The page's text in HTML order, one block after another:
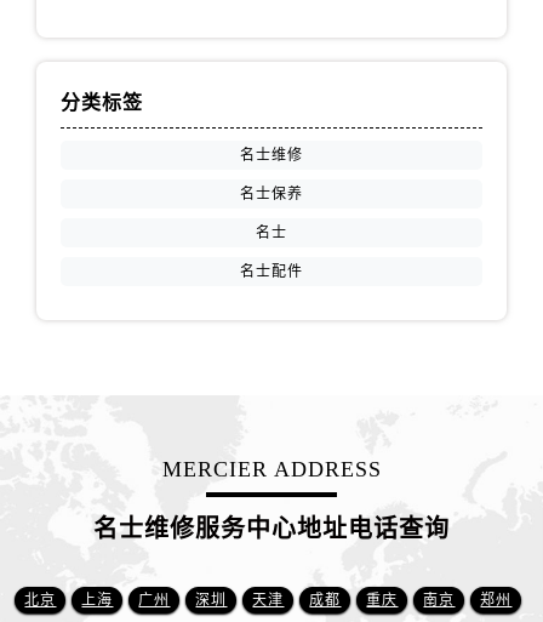
山西省临汾市尧都区解放路名士售后服务中心（需提前预约）
安徽省淮南市田家庵区国庆中路名士售后服务中心（需提前预约）
安徽省黄山市屯溪区黄山西路名士售后服务中心（需提前预约）
分类标签
名士维修
名士保养
名士
名士配件
MERCIER ADDRESS
名士维修服务中心地址电话查询
北京 上海 广州 深圳 天津 成都 重庆 南京 郑州